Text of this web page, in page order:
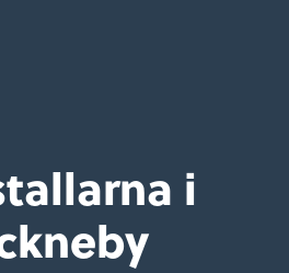
i